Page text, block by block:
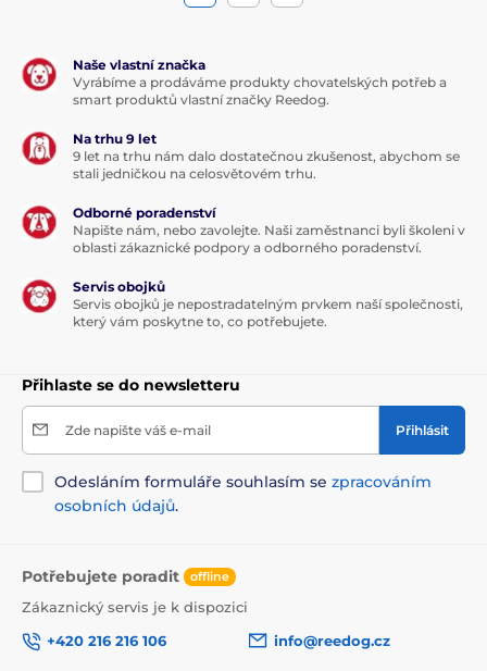
Naše vlastní značka
Vyrábíme a prodáváme produkty chovatelských potřeb a
smart produktů vlastní značky Reedog.
Na trhu 9 let
9 let na trhu nám dalo dostatečnou zkušenost, abychom se
stali jedničkou na celosvětovém trhu.
Odborné poradenství
Napište nám, nebo zavolejte. Naši zaměstnanci byli školeni v
oblasti zákaznické podpory a odborného poradenství.
Servis obojků
Servis obojků je nepostradatelným prvkem naší společnosti,
který vám poskytne to, co potřebujete.
Přihlaste se do newsletteru
Zde napište váš e-mail Přihlásit
Odesláním formuláře souhlasím se zpracováním
osobních údajů.
Potřebujete poradit offline
Zákaznický servis je k dispozici
+420 216 216 106
info@reedog.cz